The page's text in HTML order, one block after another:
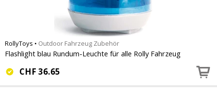
RollyToys • Outdoor Fahrzeug Zubehör
Flashlight blau Rundum-Leuchte für alle Rolly Fahrzeug
CHF 36.65